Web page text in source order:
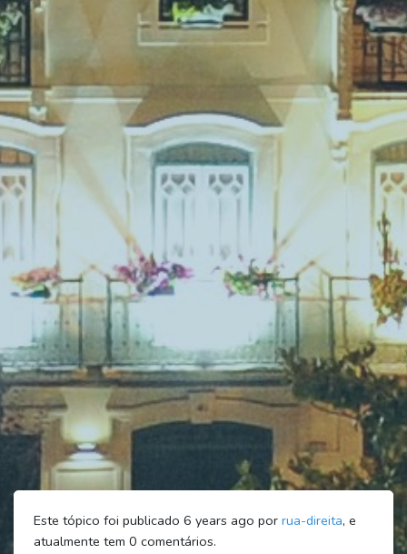
Este tópico foi publicado 6 years ago por rua-direita, e
atualmente tem 0 comentários.